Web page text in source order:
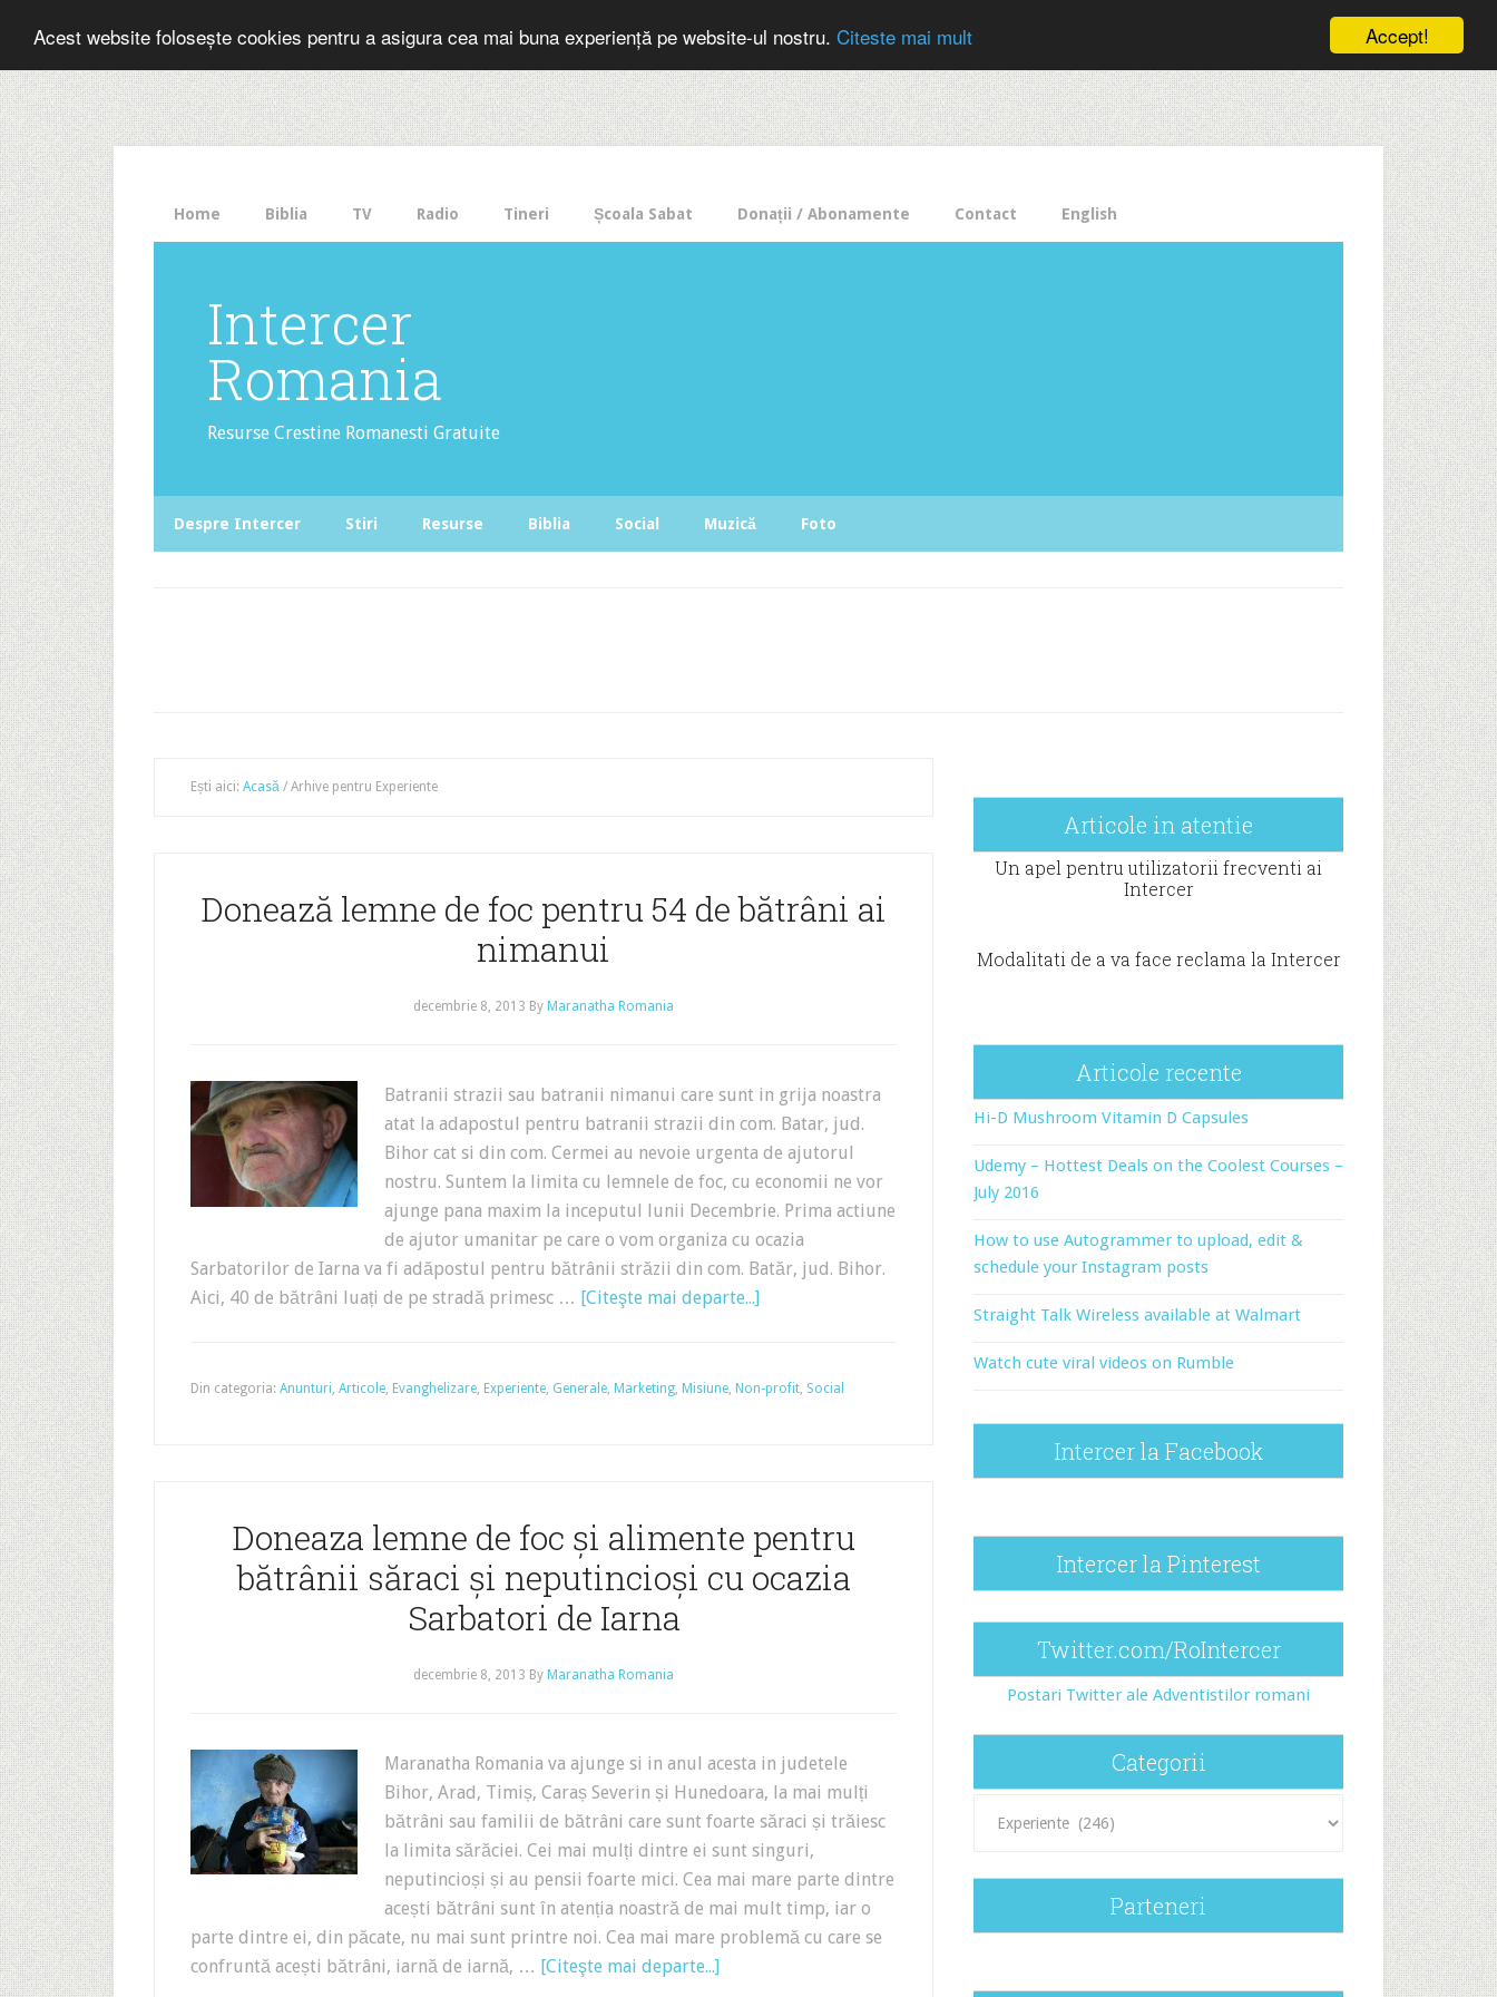
Accept!
Acest website folosește cookies pentru a asigura cea mai buna experiență pe website-ul nostru. Citeste mai mult
The
HelloBar
- a
little
bar
that
gets
noticed!
Home Biblia TV Radio Tineri Școala Sabat Donații / Abonamente Contact English
Intercer
Romania
Resurse Crestine Romanesti Gratuite
Despre Intercer Stiri Resurse Biblia Social Muzică Foto
Ești aici: Acasă / Arhive pentru Experiente
Donează lemne de foc pentru 54 de bătrâni ai
nimanui
decembrie 8, 2013 By Maranatha Romania
Batranii strazii sau batranii nimanui care sunt in grija noastra
atat la adapostul pentru batranii strazii din com. Batar, jud.
Bihor cat si din com. Cermei au nevoie urgenta de ajutorul
nostru. Suntem la limita cu lemnele de foc, cu economii ne vor
ajunge pana maxim la inceputul lunii Decembrie. Prima actiune
de ajutor umanitar pe care o vom organiza cu ocazia
Sarbatorilor de Iarna va fi adăpostul pentru bătrânii străzii din com. Batăr, jud. Bihor.
Aici, 40 de bătrâni luați de pe stradă primesc … [Citeşte mai departe...]
Din categoria: Anunturi, Articole, Evanghelizare, Experiente, Generale, Marketing, Misiune, Non-profit, Social
Doneaza lemne de foc și alimente pentru
bătrânii săraci și neputincioși cu ocazia
Sarbatori de Iarna
decembrie 8, 2013 By Maranatha Romania
Maranatha Romania va ajunge si in anul acesta in judetele
Bihor, Arad, Timiș, Caraș Severin și Hunedoara, la mai mulți
bătrâni sau familii de bătrâni care sunt foarte săraci și trăiesc
la limita sărăciei. Cei mai mulți dintre ei sunt singuri,
neputincioși și au pensii foarte mici. Cea mai mare parte dintre
acești bătrâni sunt în atenția noastră de mai mult timp, iar o
parte dintre ei, din păcate, nu mai sunt printre noi. Cea mai mare problemă cu care se
confruntă acești bătrâni, iarnă de iarnă, … [Citeşte mai departe...]
Articole in atentie
Un apel pentru utilizatorii frecventi ai
Intercer
Modalitati de a va face reclama la Intercer
Articole recente
Hi-D Mushroom Vitamin D Capsules
Udemy – Hottest Deals on the Coolest Courses –
July 2016
How to use Autogrammer to upload, edit &
schedule your Instagram posts
Straight Talk Wireless available at Walmart
Watch cute viral videos on Rumble
Intercer la Facebook
Intercer la Pinterest
Twitter.com/RoIntercer
Postari Twitter ale Adventistilor romani
Categorii
Parteneri